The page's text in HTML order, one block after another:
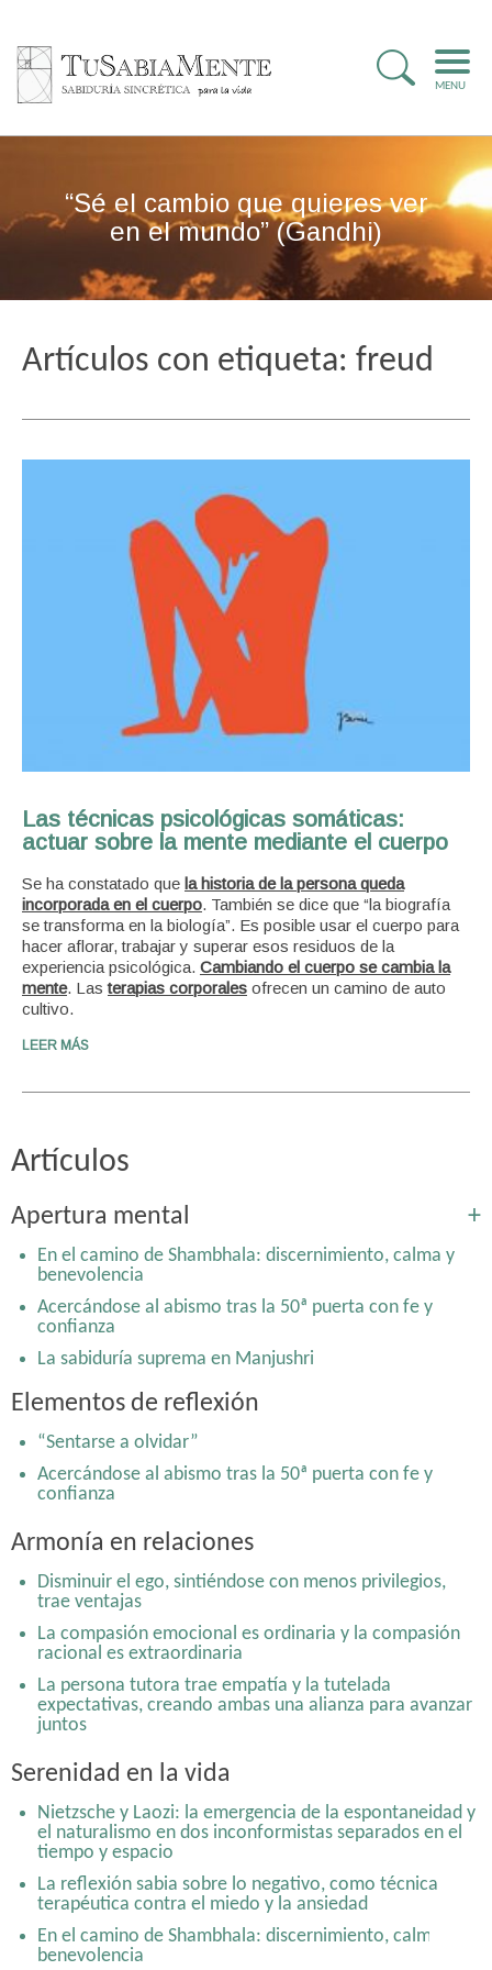
MENU
“Sé el cambio que quieres ver
en el mundo” (Gandhi)
Artículos con etiqueta: freud
Las técnicas psicológicas somáticas:
actuar sobre la mente mediante el cuerpo
Se ha constatado que la historia de la persona queda
incorporada en el cuerpo. También se dice que “la biografía
se transforma en la biología”. Es posible usar el cuerpo para
hacer aflorar, trabajar y superar esos residuos de la
experiencia psicológica. Cambiando el cuerpo se cambia la
mente. Lasterapias corporales ofrecen un camino de auto
cultivo.
LEER MÁS
Artículos
+
Apertura mental
En el camino de Shambhala: discernimiento, calma y
benevolencia
Acercándose al abismo tras la 50ª puerta con fe y
confianza
La sabiduría suprema en Manjushri
Nietzsche y Laozi: la emergencia de la espontaneidad y
el naturalismo en dos inconformistas separados en el
tiempo y espacio
De praemeditatio malorum a memento mori y al yoga
de la muerte: Practicar morir
trae ventajas
benevolencia
Elementos de reflexión
“Sentarse a olvidar”
Acercándose al abismo tras la 50ª puerta con fe y
confianza
Armonía en relaciones
Disminuir el ego, sintiéndose con menos privilegios,
trae ventajas
La compasión emocional es ordinaria y la compasión
racional es extraordinaria
La persona tutora trae empatía y la tutelada
expectativas, creando ambas una alianza para avanzar
juntos
Serenidad en la vida
Nietzsche y Laozi: la emergencia de la espontaneidad y
el naturalismo en dos inconformistas separados en el
tiempo y espacio
La reflexión sabia sobre lo negativo, como técnica
terapéutica contra el miedo y la ansiedad
En el camino de Shambhala: discernimiento, calma y
benevolencia